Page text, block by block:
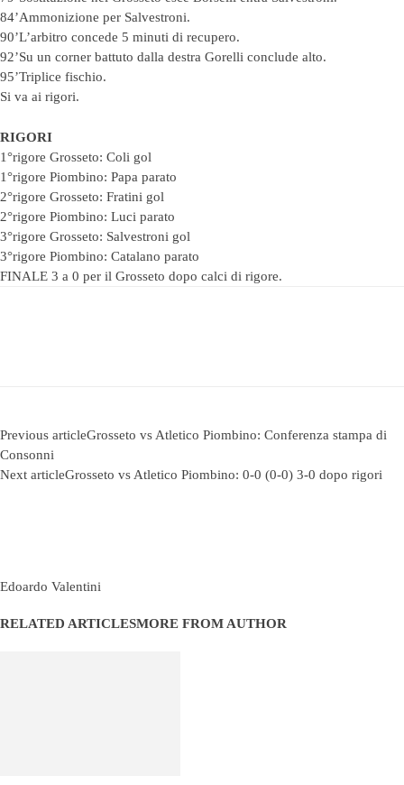
84’Ammonizione per Salvestroni.
90’L’arbitro concede 5 minuti di recupero.
92’Su un corner battuto dalla destra Gorelli conclude alto.
95’Triplice fischio.
Si va ai rigori.
RIGORI
1°rigore Grosseto: Coli gol
1°rigore Piombino: Papa parato
2°rigore Grosseto: Fratini gol
2°rigore Piombino: Luci parato
3°rigore Grosseto: Salvestroni gol
3°rigore Piombino: Catalano parato
FINALE 3 a 0 per il Grosseto dopo calci di rigore.
Previous articleGrosseto vs Atletico Piombino: Conferenza stampa di
Consonni
Next articleGrosseto vs Atletico Piombino: 0-0 (0-0) 3-0 dopo rigori
Edoardo Valentini
RELATED ARTICLESMORE FROM AUTHOR